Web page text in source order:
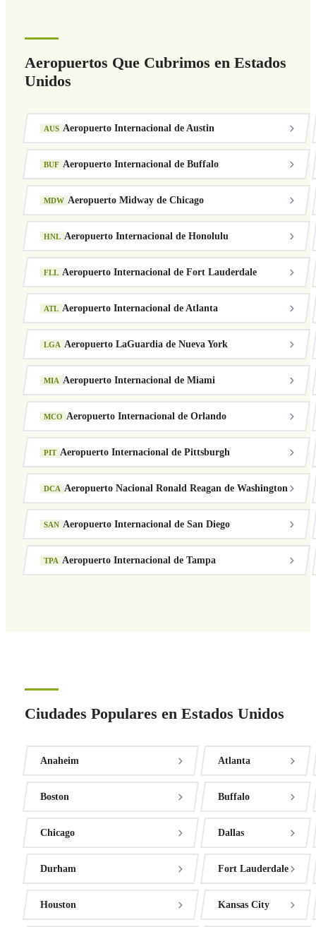
Aeropuertos Que Cubrimos en Estados
Unidos
AUS Aeropuerto Internacional de Austin
BUF Aeropuerto Internacional de Buffalo
MDW Aeropuerto Midway de Chicago
HNL Aeropuerto Internacional de Honolulu
FLL Aeropuerto Internacional de Fort Lauderdale
ATL Aeropuerto Internacional de Atlanta
LGA Aeropuerto LaGuardia de Nueva York
MIA Aeropuerto Internacional de Miami
MCO Aeropuerto Internacional de Orlando
PIT Aeropuerto Internacional de Pittsburgh
DCA Aeropuerto Nacional Ronald Reagan de Washington
SAN Aeropuerto Internacional de San Diego
TPA Aeropuerto Internacional de Tampa
Ciudades Populares en Estados Unidos
Anaheim Atlanta
Boston Buffalo
Chicago Dallas
Durham Fort Lauderdale
Houston Kansas City